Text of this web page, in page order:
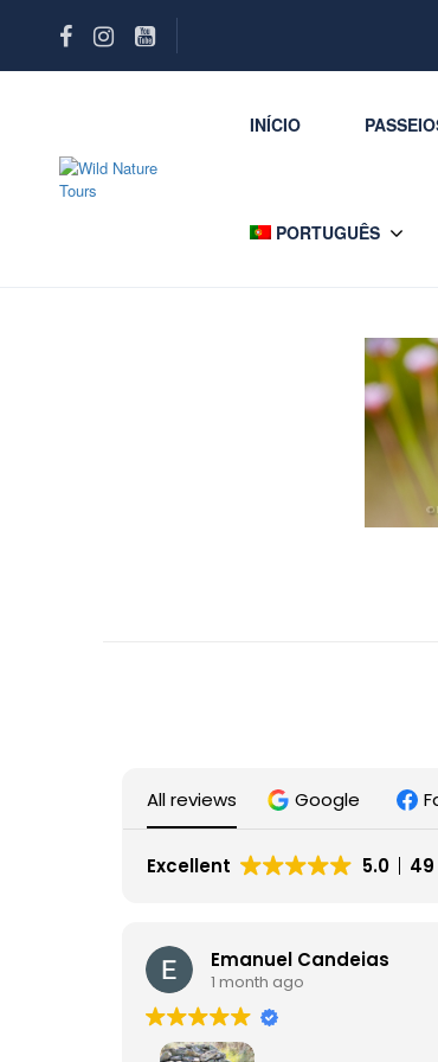
INÍCIO
PORTUGUÊS
All reviews Google
Excellent 5.0
Emanuel Candeias
1 month ago